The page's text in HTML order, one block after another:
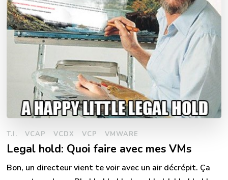
T.I. VCAP VCDX VCP VMWARE
Legal hold: Quoi faire avec mes VMs
Bon, un directeur vient te voir avec un air décrépit. Ça